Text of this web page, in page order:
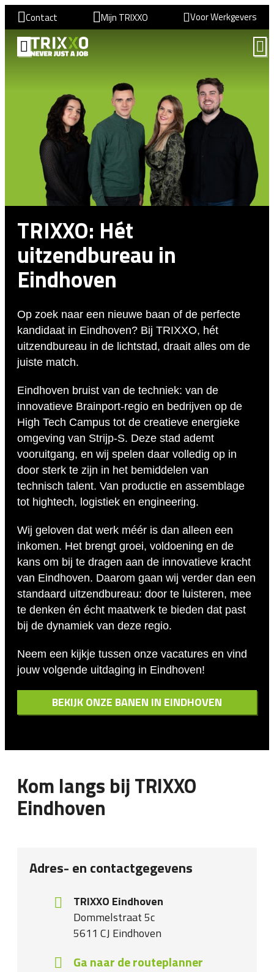
Contact Mijn TRIXXO Voor Werkgevers
TRIXXO: Hét
uitzendbureau in
Eindhoven
Op zoek naar een nieuwe baan of de perfecte
kandidaat in Eindhoven? Bij TRIXXO, hét
uitzendbureau in de lichtstad, draait alles om de
juiste match.
Eindhoven bruist van de techniek: van de
innovatieve Brainport-regio en bedrijven op de
High Tech Campus tot de creatieve energieke
omgeving van Strijp-S. Deze stad ademt
vooruitgang, en wij spelen daar volledig op in
door sterk te zijn in het bemiddelen van
technisch talent. Van productie en assemblage
tot hightech, logistiek en engineering.
Wij geloven dat werk méér is dan alleen een
inkomen. Het brengt groei, voldoening en de
kans om bij te dragen aan de innovatieve kracht
van Eindhoven. Daarom gaan wij verder dan een
standaard uitzendbureau: door te luisteren, mee
te denken én écht maatwerk te bieden dat past
bij de dynamiek van deze regio.
Neem een kijkje tussen onze vacatures en vind
jouw volgende uitdaging in Eindhoven!
BEKIJK ONZE BANEN IN EINDHOVEN
Kom langs bij TRIXXO
Eindhoven
Adres- en contactgegevens
TRIXXO Eindhoven
Dommelstraat 5c
5611 CJ Eindhoven
Ga naar de routeplanner